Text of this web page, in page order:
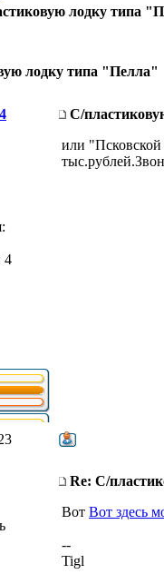
лодку типа
лодку типа "Пелла"
С/
4
или
Re: С/
Вот Вот здесь
--
Tigl